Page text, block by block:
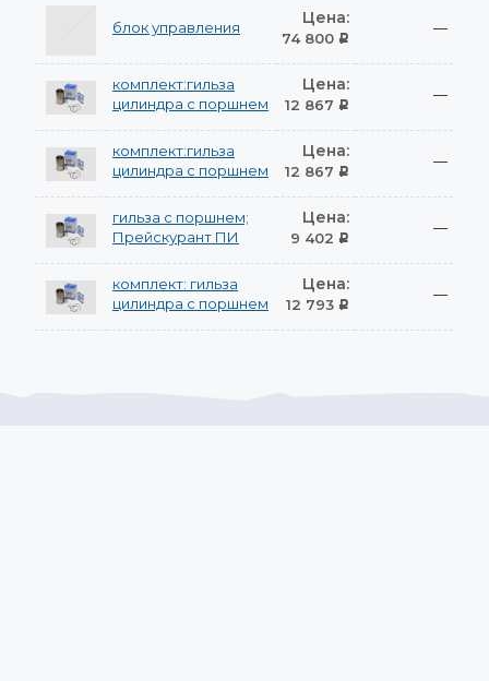
блок управления Цена:
74 800 Р
—
комплект:гильза
цилиндра с поршнем
Цена:
12 867 Р
—
комплект:гильза
цилиндра с поршнем
Цена:
12 867 Р
—
гильза с поршнем;
Прейскурант ПИ
Цена:
9 402 Р
—
комплект: гильза
цилиндра с поршнем
Цена:
12 793 Р
—